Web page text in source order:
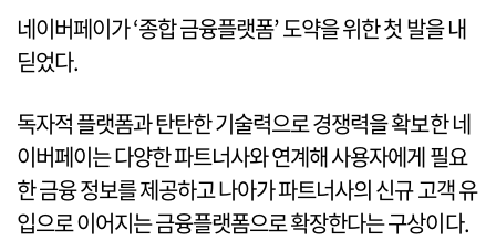
네이버페이가 ‘종합 금융플랫폼’ 도약을 위한 첫 발을 내
딛었다.
독자적 플랫폼과 탄탄한 기술력으로 경쟁력을 확보한 네
이버페이는 다양한 파트너사와 연계해 사용자에게 필요
한 금융 정보를 제공하고 나아가 파트너사의 신규 고객 유
입으로 이어지는 금융플랫폼으로 확장한다는 구상이다.